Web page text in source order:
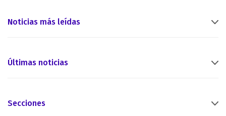
Noticias más leídas
Últimas noticias
Secciones